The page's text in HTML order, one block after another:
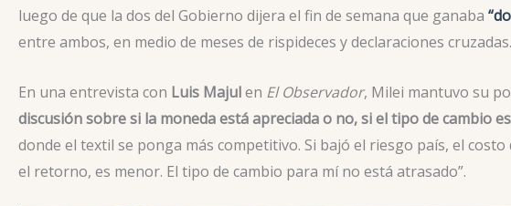
luego de que la dos del Gobierno dijera el fin de semana que ganaba
entre ambos, en medio de meses de rispideces y declaraciones cruzadas.
En una entrevista con Luis Majulen El Observador, Milei mantuvo su
discusión sobre si la moneda está apreciada o no, si el tipo de cambio
donde el textil se ponga más competitivo. Si bajó el riesgo país, el
el retorno, es menor. El tipo de cambio para mí no está atrasado”.